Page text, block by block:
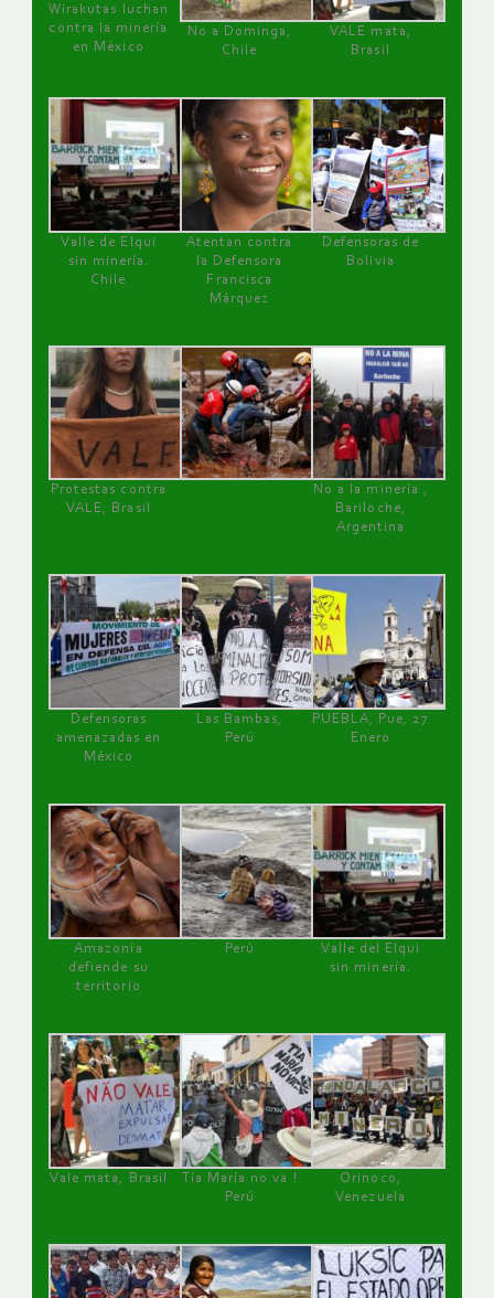
Wirakutas luchan
contra la minería
en México
No a Dominga,
Chile
VALE mata,
Brasil
Valle de Elqui
sin minería.
Chile
Atentan contra
la Defensora
Francisca
Márquez
Defensoras de
Bolivia
Protestas contra
VALE, Brasil
No a la minería ,
Bariloche,
Argentina
Defensoras
amenazadas en
México
Las Bambas,
Perú
PUEBLA, Pue, 27
Enero
Amazonía
defiende su
territorio
Perú
Valle del Elqui
sin minería.
Vale mata, Brasil
Tía María no va !
Perú
Orinoco,
Venezuela